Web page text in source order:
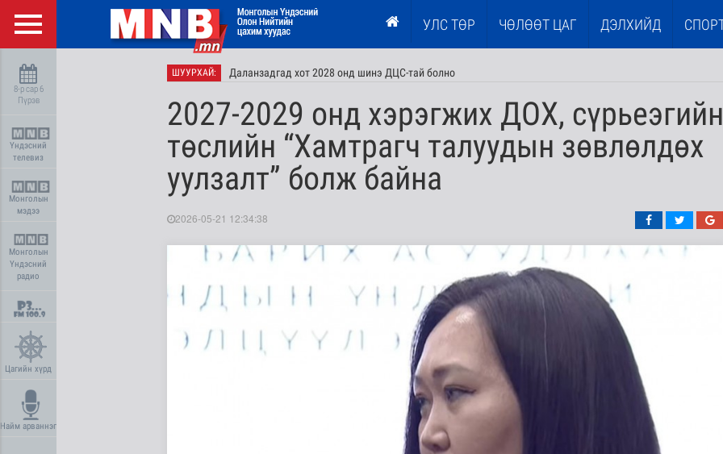
УЛС ТӨР ЧӨЛӨӨТ ЦАГ ДЭЛХИЙД
8-р сар 6
Пүрэв
Үндэсний
телевиз
Монголын
мэдээ
Монголын
Үндэсний
радио
Цагийн хүрд
Найм арваннэг
ШУУРХАЙ: Даланзадгад хот 2028 онд шинэ ДЦС-тай болно
2027-2029 онд хэрэгжих ДОХ, сүрьеэгийн
төслийн “Хамтрагч талуудын зөвлөлдөх
уулзалт” болж байна
2026-05-21 12:34:38